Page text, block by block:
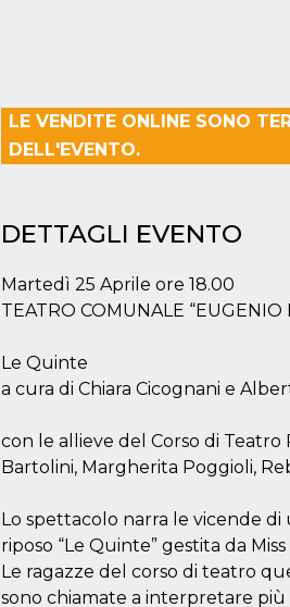
LE VENDITE ONLINE SONO
DELL'EVENTO.
DETTAGLI EVENTO
Martedì 25 Aprile ore 18.00
TEATRO COMUNALE “EUGENIO
Le Quinte
a cura di Chiara Cicognani e
con le allieve del Corso di Teatro
Bartolini, Margherita Poggioli,
Lo spettacolo narra le vicende
riposo “Le Quinte” gestita da
Le ragazze del corso di teatro
sono chiamate a interpretare